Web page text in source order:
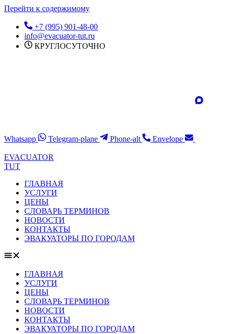
Перейти к содержимому
+7 (995) 901-48-00
info@evacuator-tut.ru
КРУГЛОСУТОЧНО
Whatsapp Telegram-plane Phone-alt Envelope
EVACUATOR
TUT
ГЛАВНАЯ
УСЛУГИ
ЦЕНЫ
СЛОВАРЬ ТЕРМИНОВ
НОВОСТИ
КОНТАКТЫ
ЭВАКУАТОРЫ ПО ГОРОДАМ
ГЛАВНАЯ
УСЛУГИ
ЦЕНЫ
СЛОВАРЬ ТЕРМИНОВ
НОВОСТИ
КОНТАКТЫ
ЭВАКУАТОРЫ ПО ГОРОДАМ